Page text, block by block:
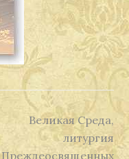
next
post:
Великая Среда,
литургия
Преждеосвященных